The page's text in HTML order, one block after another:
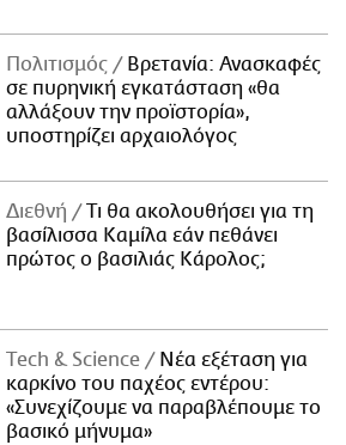
Πολιτισμός
Βρετανία: Ανασκαφές
σε πυρηνική εγκατάσταση «θα
αλλάξουν την προϊστορία»,
υποστηρίζει αρχαιολόγος
Διεθνή
Τι θα ακολουθήσει για τη
βασίλισσα Καμίλα εάν πεθάνει
πρώτος ο βασιλιάς Κάρολος;
Τech & Science
Νέα εξέταση για
καρκίνο του παχέος εντέρου:
«Συνεχίζουμε να παραβλέπουμε το
βασικό μήνυμα»